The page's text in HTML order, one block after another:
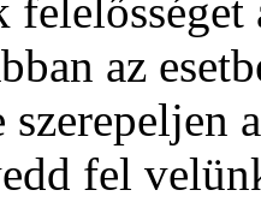
az
szerepeljen
fel